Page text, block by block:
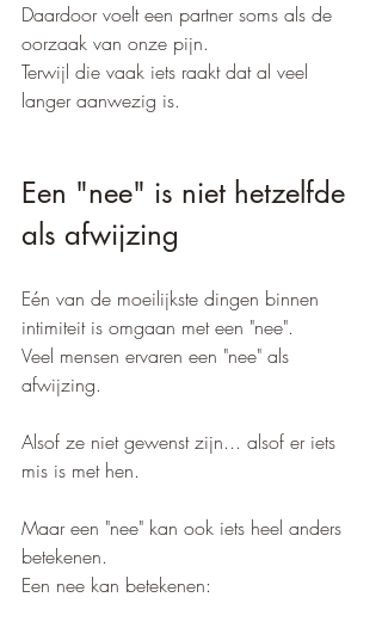
Daardoor voelt een partner soms als de
oorzaak van onze pijn.
Terwijl die vaak iets raakt dat al veel
langer aanwezig is.
Een "nee" is niet hetzelfde
als afwijzing
Eén van de moeilijkste dingen binnen
intimiteit is omgaan met een "nee".
Veel mensen ervaren een "nee" als
afwijzing.
Alsof ze niet gewenst zijn... alsof er iets
mis is met hen.
Maar een "nee" kan ook iets heel anders
betekenen.
Een nee kan betekenen: